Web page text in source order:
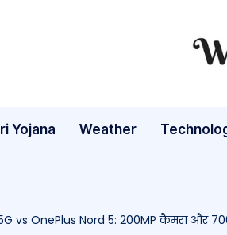
Yojana Weather
vs OnePlus Nord 5: 200MP कैमरा और